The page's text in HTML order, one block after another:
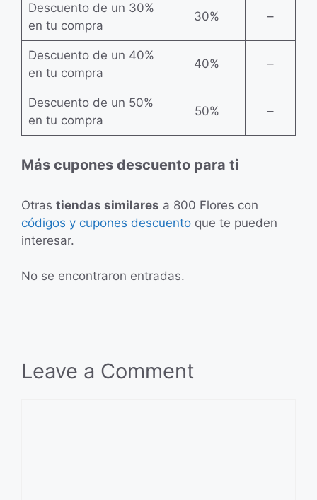
Descuento de un 30%
en tu compra
30% –
Descuento de un 40%
en tu compra
40% –
Descuento de un 50%
en tu compra
50% –
Más cupones descuento para ti
Otras tiendas similares a 800 Flores con
códigos y cupones descuento que te pueden
interesar.
No se encontraron entradas.
Leave a Comment